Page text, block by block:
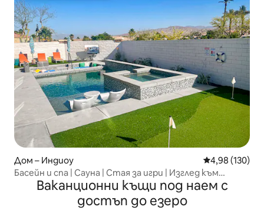
Дом – Индиоу Средна
4,98 (130)
Басейн и спа | Сауна | Стая за игри | Изглед към
езеротоВаканционни къщи под наем с
достъп до езеро